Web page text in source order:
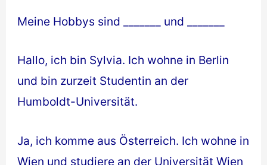
Meine Hobbys sind _______ und _______
Hallo, ich bin Sylvia. Ich wohne in Berlin
und bin zurzeit Studentin an der
Humboldt-Universität.
Ja, ich komme aus Österreich. Ich wohne in
Wien und studiere an der Universität Wien